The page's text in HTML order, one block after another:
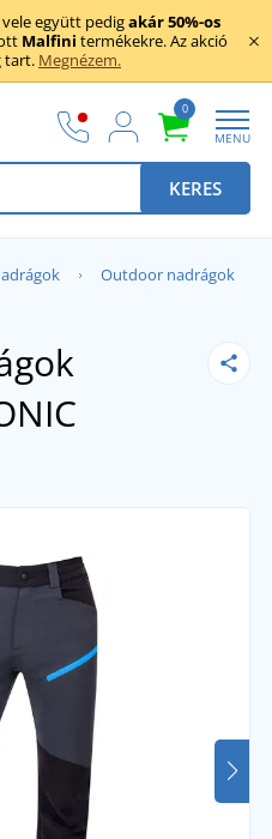
vele együtt pedigakár 50%-os
Malfini termékekre. Az akció
tart. Megnézem.
0
MENU
KERES
Outdoor nadrágok